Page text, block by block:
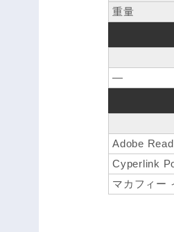
重量
―
Adobe
Cyperlink
マカフィー